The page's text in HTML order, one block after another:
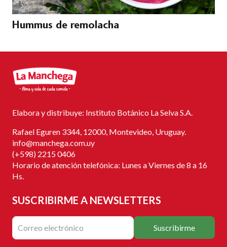
Hummus de remolacha
Elabora y distribuye: Instituto Botánico La Selva S.A.
Rafael Eguren 3344, 12000, Montevideo, Uruguay.
info@manchega.com.uy
(+598) 2215 0406
Horario de atención telefónica: Lunes a Viernes de 8 a 16
Hs.
SUSCRIBIRME A NEWSLETTERS
Suscribirme